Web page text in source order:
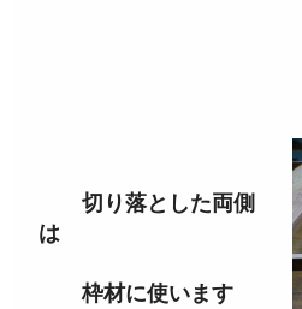
切り落とした両側
は
枠材に使います